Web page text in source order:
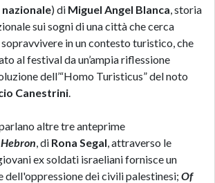
) di Miguel Angel Blanca, storia
sui sogni di una città che cerca
in un contesto turistico, che
al festival da un’ampia riflessione
dell’“Homo Turisticus” del noto
Canestrini.
altre tre anteprime
, di Rona Segal, attraverso le
ex soldati israeliani fornisce un
dell'oppressione dei civili palestinesi; Of